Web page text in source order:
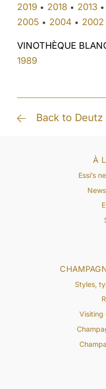
2019 • 2018 • 2013 •
2005 • 2004 • 2002
VINOTHÈQUE
1989
Back to Deutz
Styles,
Visiting
À
Essi’s